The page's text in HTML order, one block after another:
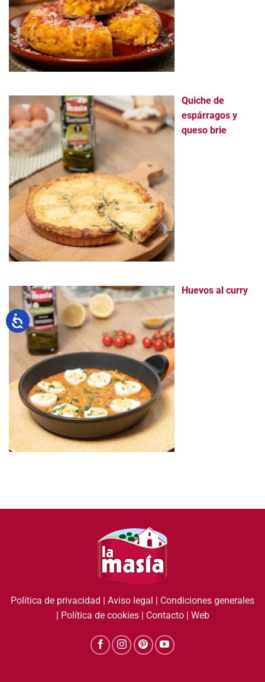
Quiche de
espárragos y
queso brie
Huevos al curry
Política de privacidad | Aviso legal | Condiciones generales
| Política de cookies| Contacto| Web